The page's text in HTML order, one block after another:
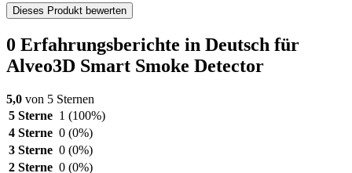
Dieses Produkt bewerten
0 Erfahrungsberichte in Deutsch für
Alveo3D Smart Smoke Detector
5,0 von 5 Sternen
5 Sterne 1 (100%)
4 Sterne 0 (0%)
3 Sterne 0 (0%)
2 Sterne 0 (0%)